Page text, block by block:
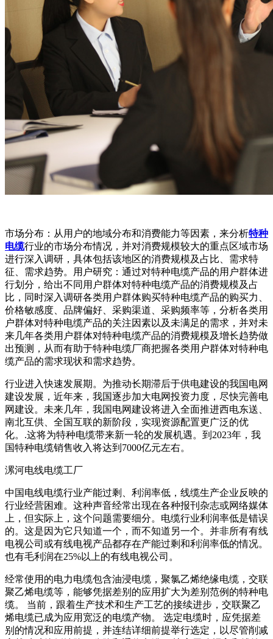
市场分布：从用户的地域分布和消费能力等因素，来分析特种
电缆行业的市场分布情况，并对消费规模较大的重点区域市场
进行深入调研，具体包括该地区的消费规模及占比、需求特
征、需求趋势。用户研究：通过对特种电缆产品的用户群体进
行划分，给出不同用户群体对特种电缆产品的消费规模及占
比，同时深入调研各类用户群体购买特种电缆产品的购买力、
价格敏感度、品牌偏好、采购渠道、采购频率等，分析各类用
户群体对特种电缆产品的关注因素以及未满足的需求，并对未
来几年各类用户群体对特种电缆产品的消费规模及增长趋势做
出预测，从而有助于特种电缆厂商把握各类用户群体对特种电
缆产品的需求现状和需求趋势。
行业进入快速发展期。为推动长期滞后于供电建设的我国电网
建设发展，近年来，我国逐步加大电网投资力度，尽快完善电
网建设。未来几年，我国电网建设将进入全面推进西电东送、
南北互供、全国互联的新阶段，实现资源配置更广泛的优
化。.这将为特种电缆带来新一轮的发展机遇。到2023年，我
国特种电缆销售收入将达到7000亿元左右。
漯河电线电缆工厂
中国电线电缆行业产能过剩、利润率低，线缆生产企业反映的
行业经营困难。这种声音经常出现在各种报刊杂志或网络媒体
上，但实际上，这个问题需要细分。电缆行业利润率低是错误
的。这是因为它只知道一个，而不知道另一个。并非所有有线
电视公司或有线电视产品都存在产能过剩和利润率低的情况。
也有毛利润在25%以上的有线电视公司。
经常使用的电力电缆包含油浸电缆，聚氯乙烯绝缘电缆，交联
聚乙烯电缆等，能够凭据差别的应用扩大为差别范例的特种电
缆。 当前，跟着生产技术和生产工艺的接续进步，交联聚乙
烯电缆已成为应用宽泛的电缆产物。 选定电缆时，应凭据差
别的情况和应用前提，并连结详细前提举行选定，以尽管削减